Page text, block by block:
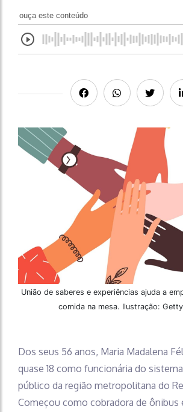
ouça este conteúdo
União de saberes e experiências ajuda a
comida na mesa. Ilustração:
Dos seus 56 anos, Maria Madalena
quase 18 como funcionária do
público da região metropolitana do
Começou como cobradora de ônibus